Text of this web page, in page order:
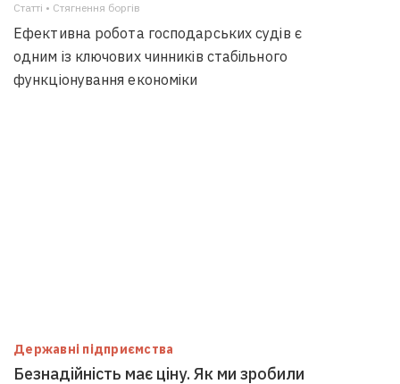
Статті • Стягнення боргiв
Ефективна робота господарських судів є
одним із ключових чинників стабільного
функціонування економіки
Державні підприємства
Безнадійність має ціну. Як ми зробили